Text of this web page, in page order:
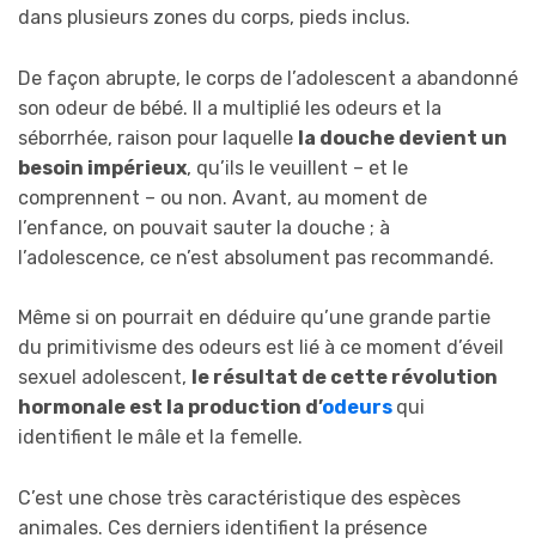
dans plusieurs zones du corps, pieds inclus.
De façon abrupte, le corps de l’adolescent a abandonné
son odeur de bébé. Il a multiplié les odeurs et la
séborrhée, raison pour laquelle la douche devient un
besoin impérieux, qu’ils le veuillent – et le
comprennent – ou non. Avant, au moment de
l’enfance, on pouvait sauter la douche ; à
l’adolescence, ce n’est absolument pas recommandé.
Même si on pourrait en déduire qu’une grande partie
du primitivisme des odeurs est lié à ce moment d’éveil
sexuel adolescent, le résultat de cette révolution
hormonale est la production d’odeurs qui
identifient le mâle et la femelle.
C’est une chose très caractéristique des espèces
animales. Ces derniers identifient la présence